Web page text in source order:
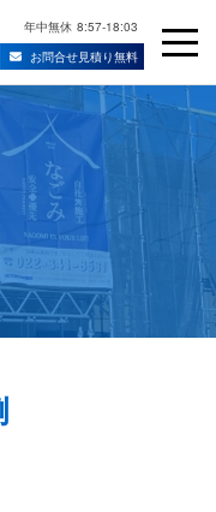
年中無休 8:57-18:03
お問合せ見積り無料
業者